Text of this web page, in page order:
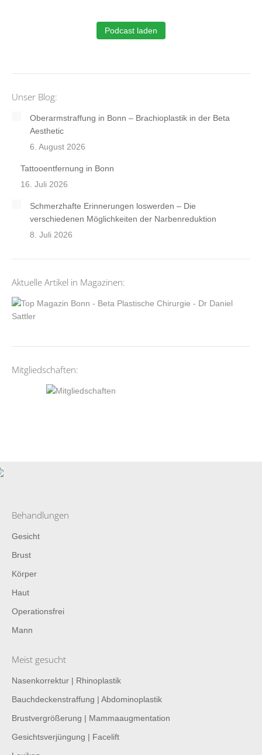
Podcast laden
Unser Blog:
Oberarmstraffung in Bonn – Brachioplastik in der Beta
Aesthetic
6. August 2026
Tattooentfernung in Bonn
16. Juli 2026
Schmerzhafte Erinnerungen loswerden – Die
verschiedenen Möglichkeiten der Narbenreduktion
8. Juli 2026
Aktuelle Artikel in Magazinen:
Mitgliedschaften:
Behandlungen
Gesicht
Brust
Körper
Haut
Operationsfrei
Mann
Meist gesucht
Nasenkorrektur | Rhinoplastik
Bauchdeckenstraffung | Abdominoplastik
Brustvergrößerung | Mammaaugmentation
Gesichtsverjüngung | Facelift